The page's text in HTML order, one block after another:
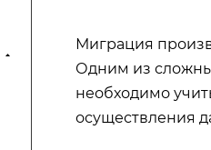
Миграция
Одним из
необходимо
осуществления